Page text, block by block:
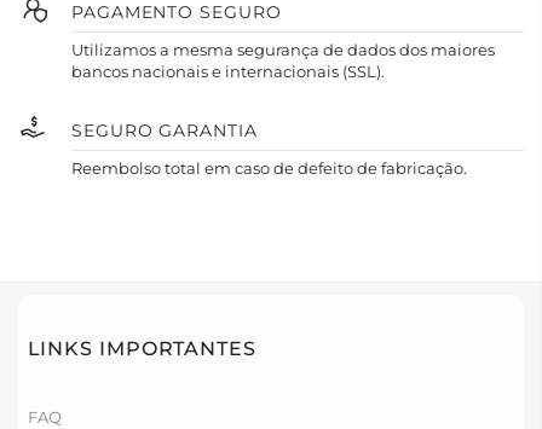
PAGAMENTO SEGURO
Utilizamos a mesma segurança de dados dos maiores
bancos nacionais e internacionais (SSL).
SEGURO GARANTIA
Reembolso total em caso de defeito de fabricação.
LINKS IMPORTANTES
FAQ